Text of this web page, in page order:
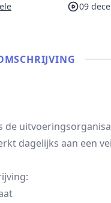
09
de
dagelijks aan een